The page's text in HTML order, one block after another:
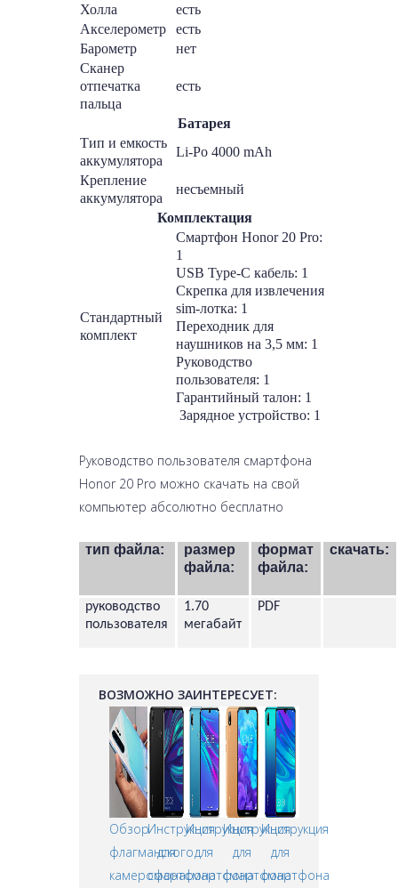
Холла
есть
Акселерометр
есть
Барометр
нет
Сканер
отпечатка
пальца
есть
Батарея
Тип и емкость
аккумулятора
Li-Po 4000 mAh
Крепление
аккумулятора
несъемный
Комплектация
Стандартный
комплект
Смартфон Honor 20 Pro:
1
USB Type-C кабель: 1
Скрепка для извлечения
sim-лотка: 1
Переходник для
наушников на 3,5 мм: 1
Руководство
пользователя: 1
Гарантийный талон: 1
Зарядное устройство: 1
Руководство пользователя смартфона
Honor 20 Pro можно скачать на свой
компьютер абсолютно бесплатно
тип файла:
размер
файла:
формат
файла:
скачать:
руководство
пользователя
1.70
мегабайт
PDF
ВОЗМОЖНО ЗАИНТЕРЕСУЕТ:
Обзор
флагманского
камерофона
Инструкция
для
смартфона
Инструкция
для
смартфона
Инструкция
для
смартфона
Инструкция
для
смартфона